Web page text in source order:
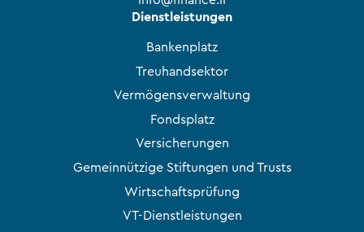
Dienstleistungen
Bankenplatz
Treuhandsektor
Vermögensverwaltung
Fondsplatz
Versicherungen
Gemeinnützige Stiftungen und Trusts
Wirtschaftsprüfung
VT-Dienstleistungen